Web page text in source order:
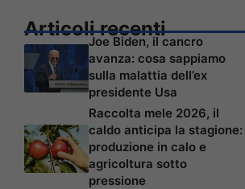
Articoli recenti
Joe Biden, il cancro
avanza: cosa sappiamo
sulla malattia dell’ex
presidente Usa
Raccolta mele 2026, il
caldo anticipa la stagione:
produzione in calo e
agricoltura sotto
pressione